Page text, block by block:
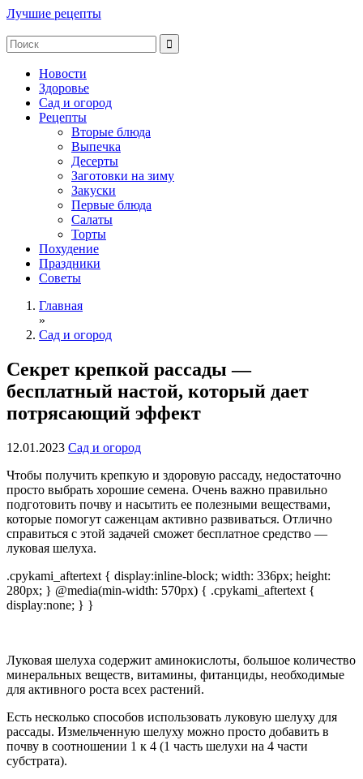
Лучшие рецепты
Новости
Здоровье
Сад и огород
Рецепты
Вторые блюда
Выпечка
Десерты
Заготовки на зиму
Закуски
Первые блюда
Салаты
Торты
Похудение
Праздники
Советы
Главная
»
Сад и огород
Секрет крепкой рассады —
бесплатный настой, который дает
потрясающий эффект
12.01.2023 Сад и огород
Чтобы получить крепкую и здоровую рассаду, недостаточно
просто выбрать хорошие семена. Очень важно правильно
подготовить почву и насытить ее полезными веществами,
которые помогут саженцам активно развиваться. Отлично
справиться с этой задачей сможет бесплатное средство —
луковая шелуха.
.cpykami_aftertext { display:inline-block; width: 336px; height:
280px; } @media(min-width: 570px) { .cpykami_aftertext {
display:none; } }
Луковая шелуха содержит аминокислоты, большое количество
минеральных веществ, витамины, фитанциды, необходимые
для активного роста всех растений.
Есть несколько способов использовать луковую шелуху для
рассады. Измельченную шелуху можно просто добавить в
почву в соотношении 1 к 4 (1 часть шелухи на 4 части
субстрата).